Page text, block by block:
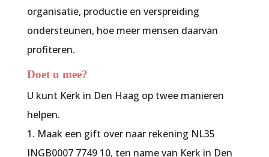
organisatie, productie en verspreiding
ondersteunen, hoe meer mensen daarvan
profiteren.
Doet u mee?
U kunt Kerk in Den Haag op twee manieren
helpen.
1. Maak een gift over naar rekening NL35
INGB0007 7749 10, ten name van Kerk in Den